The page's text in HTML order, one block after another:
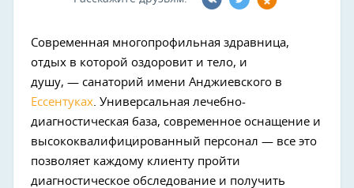
Современная многопрофильная здравница,
отдых в которой оздоровит и тело, и
душу, — санаторий имени Анджиевского в
Ессентуках. Универсальная лечебно-
диагностическая база, современное оснащение и
высококвалифицированный персонал — все это
позволяет каждому клиенту пройти
диагностическое обследование и получить